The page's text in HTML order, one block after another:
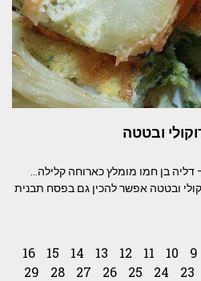
ובטטה
בן חמו מומלץ כארוחה קלילה…
ובטטה אפשר להכין גם בפסח תבנית
9
10
11
12
13
14
15
16
23
24
25
26
27
28
29